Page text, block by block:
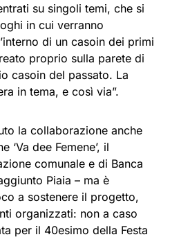
su singoli temi, che si
in cui verranno
di un casoin dei primi
proprio sulla parete di
casoin del passato. La
in tema, e così via”.
la collaborazione anche
‘Va dee Femene’, il
comunale e di Banca
Piaia – ma è
a sostenere il progetto,
organizzati: non a caso
per il 40esimo della Festa